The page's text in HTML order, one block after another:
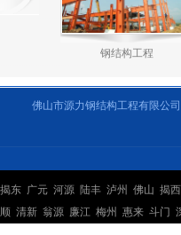
钢结构工程
钢结构工程
佛山市源力钢结构工程有限公
揭东 广元 河源 陆丰 泸州 佛山 揭西
顺 清新 翁源 廉江 梅州 惠来 斗门